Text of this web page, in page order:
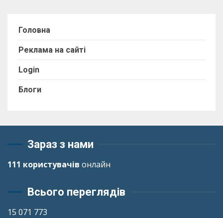
Головна
Реклама на сайті
Login
Блоги
Зараз з нами
111 користувачів онлайн
Всього переглядів
15 071 773